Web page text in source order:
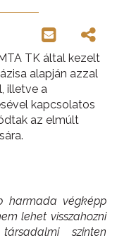
TK által kezelt
alapján azzal
illetve a
kapcsolatos
az elmúlt
harmada végképp
lehet visszahozni
szinten